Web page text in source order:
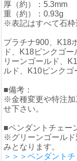
厚（約）：5.3mm
重（約）：0.93g
※表記はすべて石枠
プラチナ900、K18
ド、K18ピンクゴ
リーンゴールド、
ルド、K10ピンクゴ
■備考：
※金種変更や特注加
せ下さい。
■ペンダントチェー
※グリーンゴールド
みとなります。
＞＞＞ペンダント